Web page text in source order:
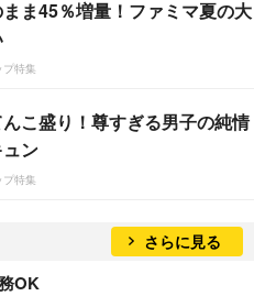
ま45％増量！ファミマ夏の大
プ特集
こ盛り！尊すぎる男子の純情
ン
プ特集
さらに見る
OK